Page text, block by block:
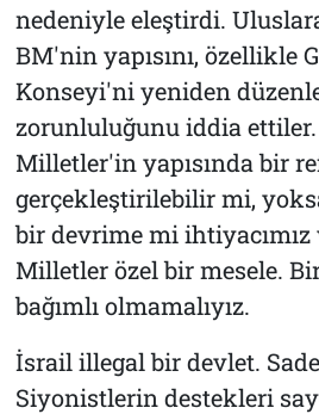
nedeniyle eleştirdi.
BM'nin yapısını, özellikle
Konseyi'ni yeniden
zorunluluğunu iddia
Milletler'in yapısında bir
gerçekleştirilebilir mi,
bir devrime mi
Milletler özel bir mesele.
bağımlı olmamalıyız.
İsrail illegal bir devlet.
Siyonistlerin destekleri